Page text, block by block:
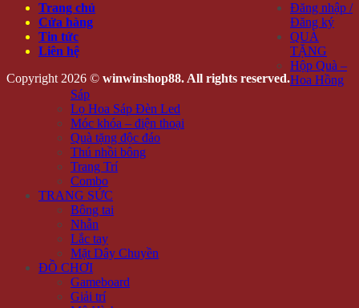
Trang chủ
Cửa hàng
Tin tức
Liên hệ
Copyright 2026 © winwinshop88. All rights reserved.
Đăng nhập /
Đăng ký
QUÀ
TẶNG
Hộp Quà –
Hoa Hồng
Sáp
Lọ Hoa Sáp Đèn Led
Móc khóa – điện thoại
Quà tặng độc đáo
Thú nhồi bông
Trang Trí
Combo
TRANG SỨC
Bông tai
Nhẫn
Lắc tay
Mặt Dây Chuyền
ĐỒ CHƠI
Gameboard
Giải trí